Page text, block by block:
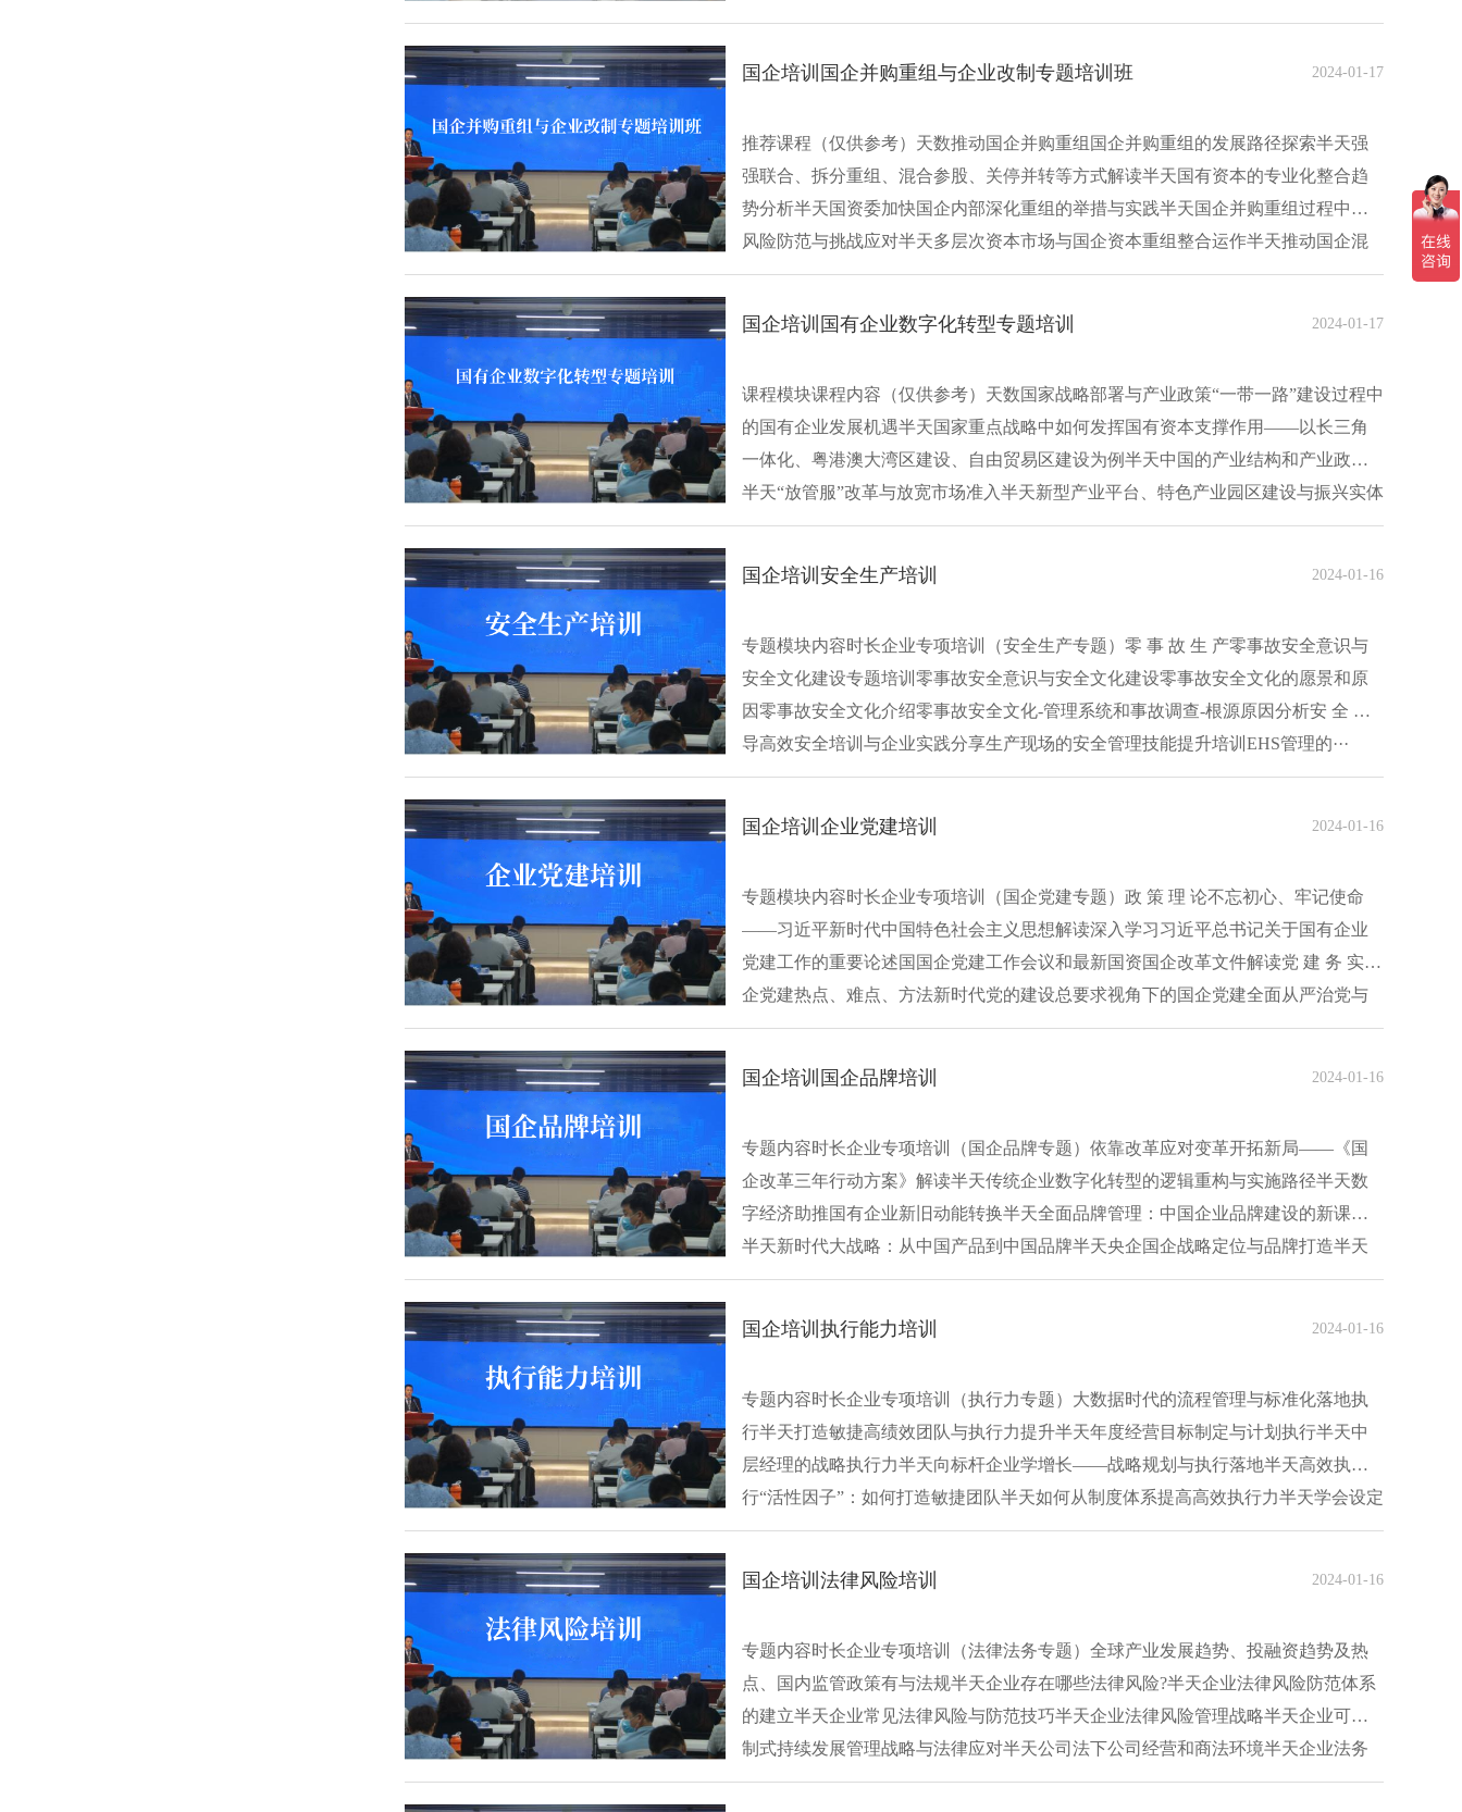
有企业带···
国企培训国企并购重组与企业改制专题培训班 2024-01-17
推荐课程（仅供参考）天数推动国企并购重组国企并购重组的发展路径探索半天强
强联合、拆分重组、混合参股、关停并转等方式解读半天国有资本的专业化整合趋
势分析半天国资委加快国企内部深化重组的举措与实践半天国企并购重组过程中的
风险防范与挑战应对半天多层次资本市场与国企资本重组整合运作半天推动国企混
改国企混改的···
国企培训国有企业数字化转型专题培训 2024-01-17
课程模块课程内容（仅供参考）天数国家战略部署与产业政策“一带一路”建设过程中
的国有企业发展机遇半天国家重点战略中如何发挥国有资本支撑作用——以长三角
一体化、粤港澳大湾区建设、自由贸易区建设为例半天中国的产业结构和产业政策
半天“放管服”改革与放宽市场准入半天新型产业平台、特色产业园区建设与振兴实体
经济···
国企培训安全生产培训 2024-01-16
专题模块内容时长企业专项培训（安全生产专题）零 事 故 生 产零事故安全意识与
安全文化建设专题培训零事故安全意识与安全文化建设零事故安全文化的愿景和原
因零事故安全文化介绍零事故安全文化-管理系统和事故调查-根源原因分析安 全 指
导高效安全培训与企业实践分享生产现场的安全管理技能提升培训EHS管理的···
国企培训企业党建培训 2024-01-16
专题模块内容时长企业专项培训（国企党建专题）政 策 理 论不忘初心、牢记使命
——习近平新时代中国特色社会主义思想解读深入学习习近平总书记关于国有企业
党建工作的重要论述国国企党建工作会议和最新国资国企改革文件解读党 建 务 实国
企党建热点、难点、方法新时代党的建设总要求视角下的国企党建全面从严治党与
国···
国企培训国企品牌培训 2024-01-16
专题内容时长企业专项培训（国企品牌专题）依靠改革应对变革开拓新局——《国
企改革三年行动方案》解读半天传统企业数字化转型的逻辑重构与实施路径半天数
字经济助推国有企业新旧动能转换半天全面品牌管理：中国企业品牌建设的新课题
半天新时代大战略：从中国产品到中国品牌半天央企国企战略定位与品牌打造半天
扩大国有企业···
国企培训执行能力培训 2024-01-16
专题内容时长企业专项培训（执行力专题）大数据时代的流程管理与标准化落地执
行半天打造敏捷高绩效团队与执行力提升半天年度经营目标制定与计划执行半天中
层经理的战略执行力半天向标杆企业学增长——战略规划与执行落地半天高效执
行“活性因子”：如何打造敏捷团队半天如何从制度体系提高高效执行力半天学会设定
目标，铺排···
国企培训法律风险培训 2024-01-16
专题内容时长企业专项培训（法律法务专题）全球产业发展趋势、投融资趋势及热
点、国内监管政策有与法规半天企业存在哪些法律风险?半天企业法律风险防范体系
的建立半天企业常见法律风险与防范技巧半天企业法律风险管理战略半天企业可复
制式持续发展管理战略与法律应对半天公司法下公司经营和商法环境半天企业法务
的建立——···